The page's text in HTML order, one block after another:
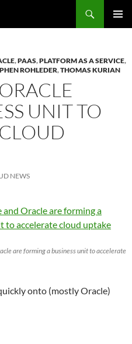
,PAAS,PLATFORM AS A SERVICE,
ROHLEDER,THOMAS KURIAN
UNIT TO
NEWS
are forming a business unit to accelerate
onto (mostly Oracle)